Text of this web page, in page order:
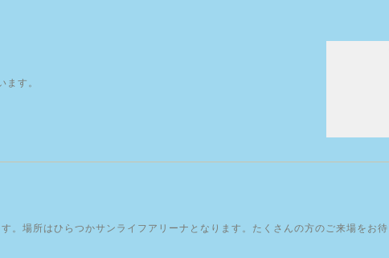
す。
。場所はひらつかサンライフアリーナとなります。たくさんの方のご来場をお